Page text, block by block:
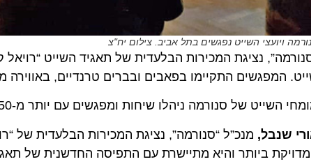
ויועצי השייט נפגשים בתל אביב. צילום יח"צ
נציגת המכירות הבלעדית של תאגיד השייט “רויאל
המפגשים התקיימו בפאבים ובברים טרנדיים, באווירה
השייט של סנורמה ניהלו שיחות ומפגשים עם יותר מ-250 יועצי שייט, שחלקם אף זכו בשוברים למסעדות שף או לספא זוגי.
שנבל,מנכ”ל “סנורמה”, נציגת המכירות הבלעדית של
ביותר והיא מתיישרת עם התפיסה החדשנית של תאגיד